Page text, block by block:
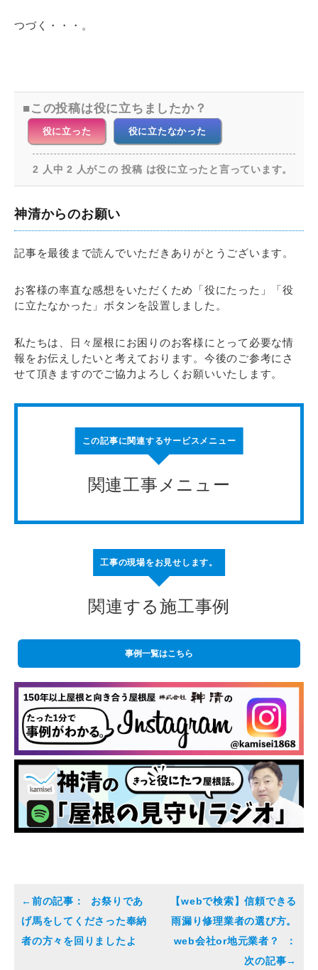
つづく・・・。
この投稿は役に立ちましたか？
役に立った 役に立たなかった
2 人中 2 人がこの 投稿 は役に立ったと言っています。
神清からのお願い
記事を最後まで読んでいただきありがとうございます。
お客様の率直な感想をいただくため「役にたった」「役
に立たなかった」ボタンを設置しました。
私たちは、日々屋根にお困りのお客様にとって必要な情
報をお伝えしたいと考えております。今後のご参考にさ
せて頂きますのでご協力よろしくお願いいたします。
この記事に関連するサービスメニュー
関連工事メニュー
工事の現場をお見せします。
関連する施工事例
事例一覧はこちら
お祭りであ
げ馬をしてくださった奉納
者の方々を回りましたよ
【webで検索】信頼できる
雨漏り修理業者の選び方。
web会社or地元業者？